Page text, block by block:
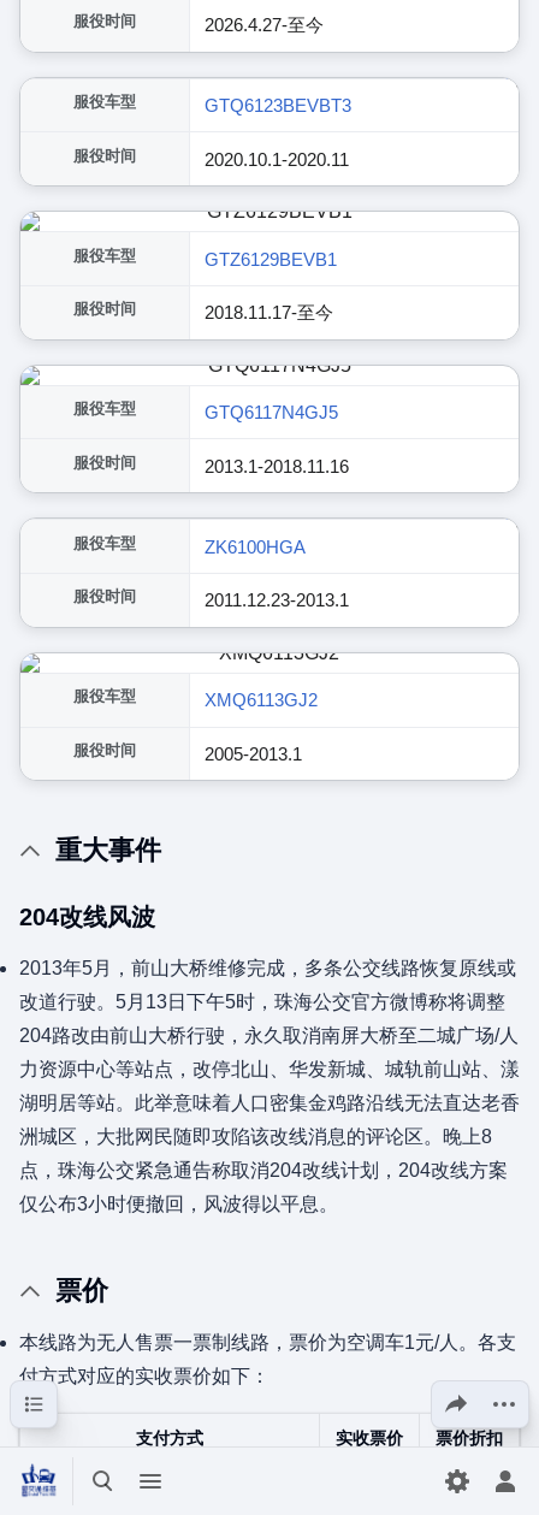
打开/关闭搜索
打开/关闭菜单 切换首选
打
分享此页面
服役时间 2026.4.27-至今
服役车型 GTQ6123BEVBT3
服役时间 2020.10.1-2020.11
展开
服役车型 GTZ6129BEVB1
服役时间 2018.11.17-至今
服役车型 GTQ6117N4GJ5
服役时间 2013.1-2018.11.16
服役车型 ZK6100HGA
服役时间 2011.12.23-2013.1
展开
服役车型 XMQ6113GJ2
服役时间 2005-2013.1
重大事件
204改线风波
2013年5月，前山大桥维修完成，多条公交线路恢复原线或
改道行驶。5月13日下午5时，珠海公交官方微博称将调整
204路改由前山大桥行驶，永久取消南屏大桥至二城广场/人
力资源中心等站点，改停北山、华发新城、城轨前山站、漾
湖明居等站。此举意味着人口密集金鸡路沿线无法直达老香
洲城区，大批网民随即攻陷该改线消息的评论区。晚上8
点，珠海公交紧急通告称取消204改线计划，204改线方案
仅公布3小时便撤回，风波得以平息。
票价
本线路为无人售票一票制线路，票价为空调车1元/人。各支
付方式对应的实收票价如下：
支付方式 实收票价 票价折扣
现金 100%
目录